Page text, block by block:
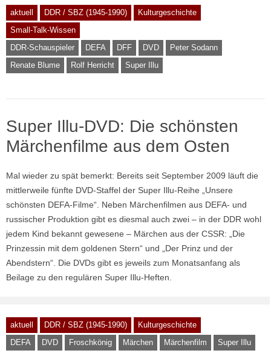
aktuell DDR / SBZ (1945-1990)
Kulturgeschichte
Small-Talk-Wissen
DDR-Schauspieler
DEFA DFF DVD
Peter Sodann
Renate Blume
Rolf Herricht Super Illu
Super Illu-DVD: Die schönsten
Märchenfilme aus dem Osten
Mal wieder zu spät bemerkt: Bereits seit September 2009 läuft die
mittlerweile fünfte DVD-Staffel der Super Illu-Reihe „Unsere
schönsten DEFA-Filme“. Neben Märchenfilmen aus DEFA- und
russischer Produktion gibt es diesmal auch zwei – in der DDR wohl
jedem Kind bekannt gewesene – Märchen aus der CSSR: „Die
Prinzessin mit dem goldenen Stern“ und „Der Prinz und der
Abendstern“. Die DVDs gibt es jeweils zum Monatsanfang als
Beilage zu den regulären Super Illu-Heften.
aktuell DDR / SBZ (1945-1990)
Kulturgeschichte
DEFA
DVD Froschkönig Märchen Märchenfilm Super Illu